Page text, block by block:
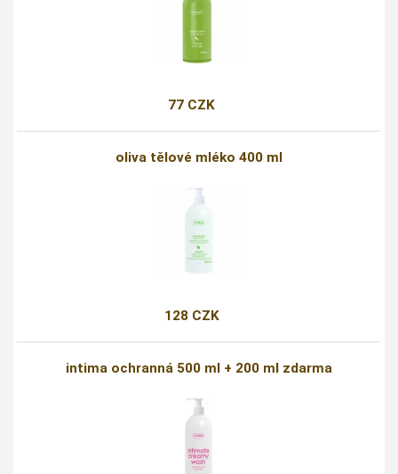
77 CZK
oliva tělové mléko 400 ml
128 CZK
intima ochranná 500 ml + 200 ml zdarma